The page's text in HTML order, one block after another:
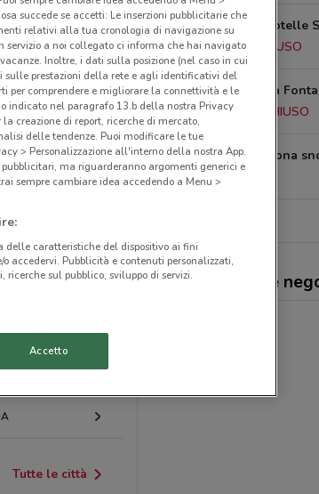
più tardi.
Tutte le città
Via Valle Rotelle
6.5 km
CHIUSO
Piazza Della
10.8 km
CHIUSO
Contrada Cona
12.1 km
Limmi, offerte e
succede se accetti: Le inserzioni pubblicitarie che
relativi alla tua cronologia di navigazione su
servizio a noi collegato ci informa che hai navigato
Inoltre, i dati sulla posizione (nel caso in cui
sulle prestazioni della rete e agli identificativi del
per comprendere e migliorare la connettività e le
indicato nel paragrafo 13.b della nostra Privacy
creazione di report, ricerche di mercato,
delle tendenze. Puoi modificare le tue
> Personalizzazione all'interno della nostra App.
ma riguarderanno argomenti generici e
sempre cambiare idea accedendo a Menu >
delle caratteristiche del dispositivo ai fini
accedervi. Pubblicità e contenuti personalizzati,
sul pubblico, sviluppo di servizi.
Accetto